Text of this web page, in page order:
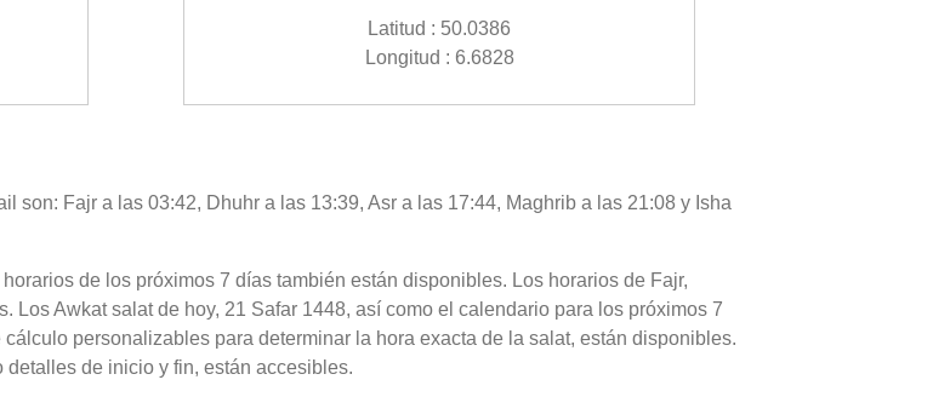
Latitud : 50.0386
Longitud : 6.6828
son: Fajr a las 03:42, Dhuhr a las 13:39, Asr a las 17:44, Maghrib a las 21:08 y Isha
de los próximos 7 días también están disponibles. Los horarios de Fajr,
Los Awkat salat de hoy, 21 Safar 1448, así como el calendario para los próximos 7
personalizables para determinar la hora exacta de la salat, están disponibles.
de inicio y fin, están accesibles.